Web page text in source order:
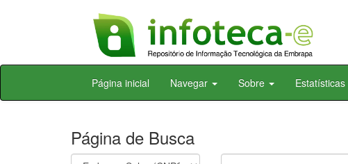
Skip
Página inicial Navegar Sobre Estatísticas
Página de Busca